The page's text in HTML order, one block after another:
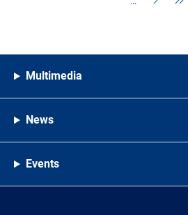
Multimedia
News
Events